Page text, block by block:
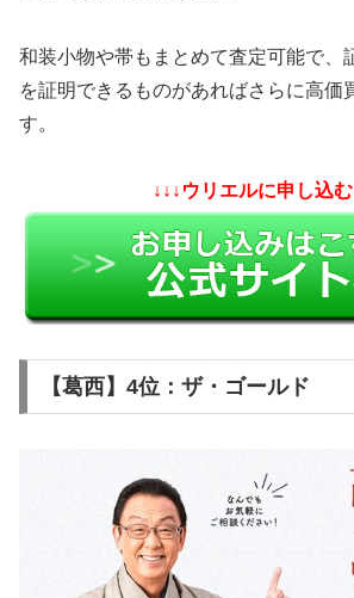
和装小物や帯もまとめて査定可能で、
を証明できるものがあればさらに高価
す。
↓↓↓ウリエルに申し込む
【葛西】4位：ザ・ゴールド